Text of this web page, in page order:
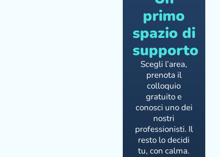
primo
spazio di
supporto
Scegli l’area,
prenota il
colloquio
gratuito e
conosci uno dei
nostri
professionisti. Il
resto lo decidi
tu, con calma.